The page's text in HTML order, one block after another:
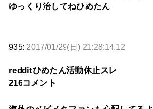
ゆっくり治してねひめたん
935: 2017/01/29(日) 21:28:14.12
redditひめたん活動休止スレ
216コメント